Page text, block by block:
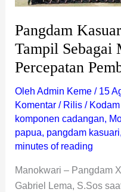
Pangdam
Tampil Sebagai
Percepatan
Oleh Admin Keme / 15
Komentar / Rilis/
komponen cadangan,
papua, pangdam kasuari,
minutes of reading
Manokwari – Pangdam
Gabriel Lema, S.Sos